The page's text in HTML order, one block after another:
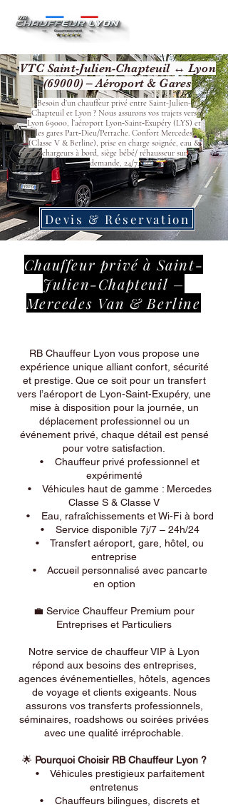
VTC Saint-Julien-Chapteuil ↔ Lyon
(69000) – Aéroport & Gares
Besoin d’un chauffeur privé entre Saint-Julien-
Chapteuil et Lyon ? Nous assurons vos trajets vers
Lyon 69000, l’aéroport Lyon‑Saint‑Exupéry (LYS) et
les gares Part‑Dieu/Perrache. Confort Mercedes
(Classe V & Berline), prise en charge soignée, eau &
chargeurs à bord, siège bébé/ réhausseur sur
demande, 24/7.
Devis & Réservation
Chauffeur privé à Saint-
Julien-Chapteuil –
Mercedes Van & Berline
RB Chauffeur Lyon vous propose une
expérience unique alliant confort, sécurité
et prestige. Que ce soit pour un transfert
vers l’aéroport de Lyon-Saint-Exupéry, une
mise à disposition pour la journée, un
déplacement professionnel ou un
événement privé, chaque détail est pensé
pour votre satisfaction.
• Chauffeur privé professionnel et
expérimenté
• Véhicules haut de gamme : Mercedes
Classe S & Classe V
• Eau, rafraîchissements et Wi-Fi à bord
• Service disponible 7j/7 – 24h/24
• Transfert aéroport, gare, hôtel, ou
entreprise
• Accueil personnalisé avec pancarte
en option
💼 Service Chauffeur Premium pour
Entreprises et Particuliers
Notre service de chauffeur VIP à Lyon
répond aux besoins des entreprises,
agences événementielles, hôtels, agences
de voyage et clients exigeants. Nous
assurons vos transferts professionnels,
séminaires, roadshows ou soirées privées
avec une qualité irréprochable.
🌟 Pourquoi Choisir RB Chauffeur Lyon ?
• Véhicules prestigieux parfaitement
entretenus
• Chauffeurs bilingues, discrets et